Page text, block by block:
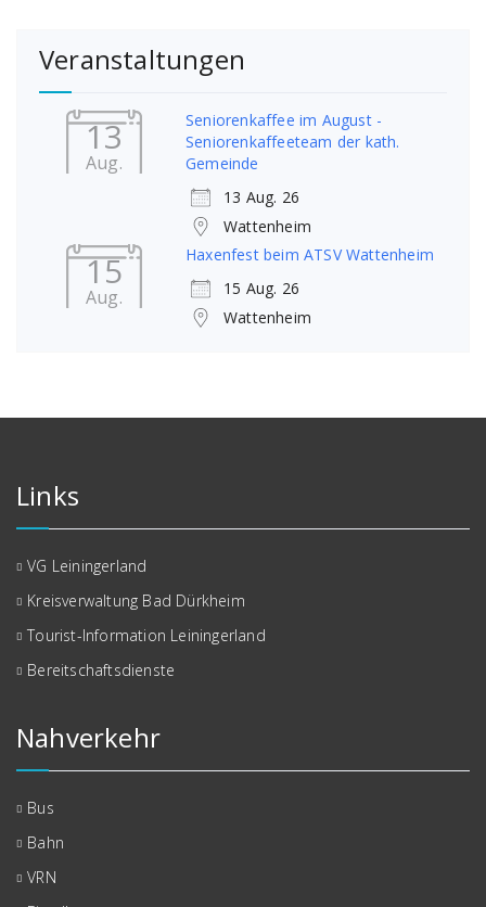
Veranstaltungen
13
Aug.
Seniorenkaffee im August -
Seniorenkaffeeteam der kath.
Gemeinde
13 Aug. 26
Wattenheim
15
Aug.
Haxenfest beim ATSV Wattenheim
15 Aug. 26
Wattenheim
Links
VG Leiningerland
Kreisverwaltung Bad Dürkheim
Tourist-Information Leiningerland
Bereitschaftsdienste
Nahverkehr
Bus
Bahn
VRN